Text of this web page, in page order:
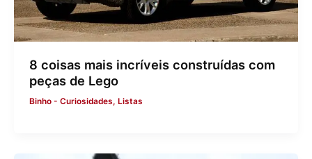
8 coisas mais incríveis construídas com
peças de Lego
Binho - Curiosidades, Listas